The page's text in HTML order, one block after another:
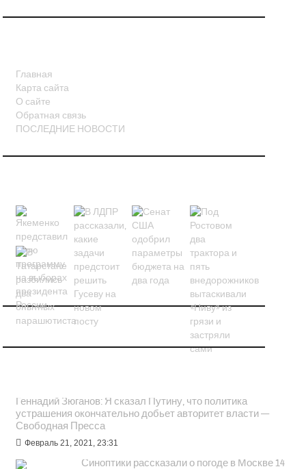
Главная
Карта сайта
О сайте
Обратная связь
ПОСЛЕДНИЕ НОВОСТИ
Геннадий Зюганов: Я сказал Путину, что политика
устрашения окончательно добьет авторитет власти —
Свободная Пресса
Февраль 21, 2021, 23:31
Синоптики рассказали о погоде в Москве 14